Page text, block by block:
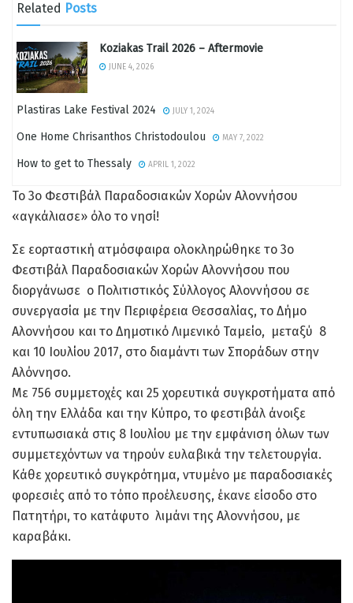
Related Posts
Koziakas Trail 2026 – Aftermovie
JUNE 4, 2026
Plastiras Lake Festival 2024 JULY 1, 2024
One Home Chrisanthos Christodoulou MAY 7, 2022
How to get to Thessaly APRIL 1, 2022
Το 3o Φεστιβάλ Παραδοσιακών Χορών Αλοννήσου
«αγκάλιασε» όλο το νησί!
Σε εορταστική ατμόσφαιρα ολοκληρώθηκε το 3ο
Φεστιβάλ Παραδοσιακών Χορών Αλοννήσου που
διοργάνωσε ο Πολιτιστικός Σύλλογος Αλοννήσου σε
συνεργασία με την Περιφέρεια Θεσσαλίας, το Δήμο
Αλοννήσου και το Δημοτικό Λιμενικό Ταμείο, μεταξύ 8
και 10 Ιουλίου 2017, στο διαμάντι των Σποράδων στην
Αλόννησο.
Με 756 συμμετοχές και 25 χορευτικά συγκροτήματα από
όλη την Ελλάδα και την Κύπρο, το φεστιβάλ άνοιξε
εντυπωσιακά στις 8 Ιουλίου με την εμφάνιση όλων των
συμμετεχόντων να τηρούν ευλαβικά την τελετουργία.
Κάθε χορευτικό συγκρότημα, ντυμένο με παραδοσιακές
φορεσιές από το τόπο προέλευσης, έκανε είσοδο στο
Πατητήρι, το κατάφυτο λιμάνι της Αλοννήσου, με
καραβάκι.